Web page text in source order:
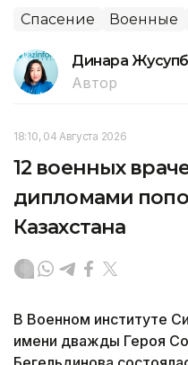
Спасение Военные
Динара
Автор
18:10, 04 Августа 2026
12 военных
дипломами
Казахстана
В Военном институте
имени дважды Героя